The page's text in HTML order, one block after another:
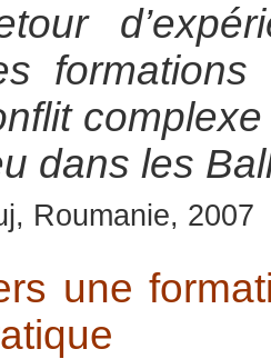
dans les
Roumanie, 2007
une